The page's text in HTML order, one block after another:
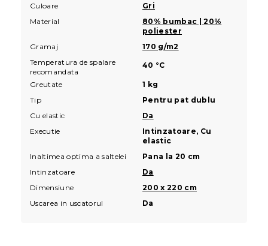
Culoare
Gri
Material
80% bumbac | 20%
poliester
Gramaj
170 g/m2
Temperatura de spalare
recomandata
40 °C
Greutate
1 kg
Tip
Pentru pat dublu
Cu elastic
Da
Executie
Intinzatoare, Cu
elastic
Inaltimea optima a saltelei
Pana la 20 cm
Intinzatoare
Da
Dimensiune
200 x 220 cm
Uscarea in uscatorul
Da